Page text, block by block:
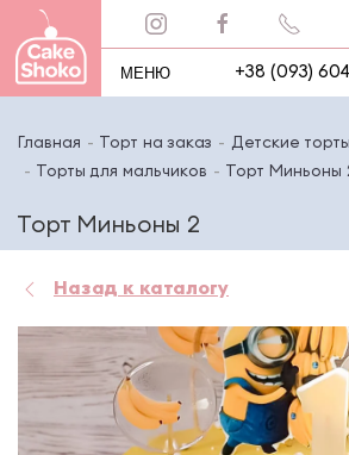
МЕНЮ +38 (093)
Главная Торт на заказ
Детские торты
Торты для мальчиков
Торт Миньоны
Торт Миньоны 2
Назад к каталогу